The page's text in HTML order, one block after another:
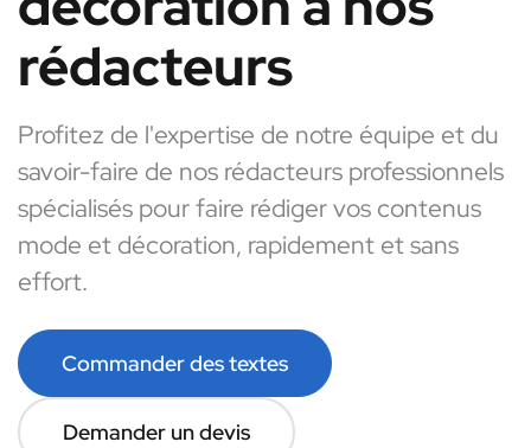
rédacteurs
Profitez de l'expertise de notre équipe et du
savoir-faire de nos rédacteurs professionnels
spécialisés pour faire rédiger vos contenus
mode et décoration, rapidement et sans
effort.
Commander des textes
Demander un devis